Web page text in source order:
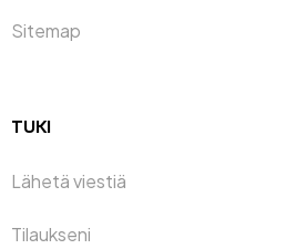
Sitemap
TUKI
Lähetä viestiä
Tilaukseni